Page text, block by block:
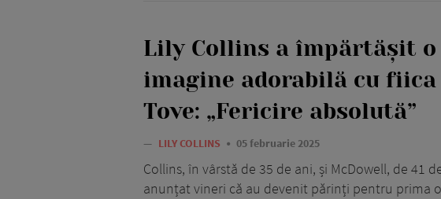
Lily Collins a împărtășit o
imagine adorabilă cu fiica
Tove: „Fericire absolută”
— LILY COLLINS 05 februarie 2025
Collins, în vârstă de 35 de ani, și McDowell, de 41
anunțat vineri că au devenit părinți pentru prima